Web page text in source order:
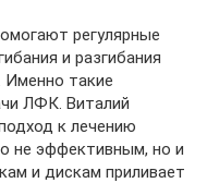
регулярные
и разгибания
такие
ЛФК. Виталий
к лечению
не эффективным, но и
и дискам приливает